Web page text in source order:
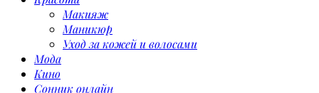
Макияж
Маникюр
Уход за кожей и волосами
Мода
Кино
Сонник онлайн